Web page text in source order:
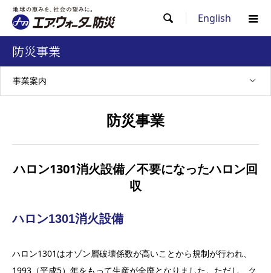
 English
防災事業
事業案内
防災事業
ハロン1301消火設備／不要になったハロン回
収
ハロン1301消火設備
ハロン1301はオゾン層破壊係数が高いことから規制が行われ、
1993（平成5）年をもって生産が全廃となりました。ただし、ク